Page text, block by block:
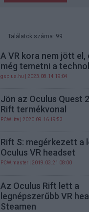
Találatok száma: 99
A VR kora nem jött el,
még temetni a
gsplus.hu | 2023.08.14 19:04
Jön az Oculus Quest
Rift termékvonal
PCW.lite | 2020.09.16 19:53
Rift S: megérkezett a
Oculus VR headset
PCW.master | 2019.03.21 08:00
Az Oculus Rift lett a
legnépszerűbb VR
Steamen